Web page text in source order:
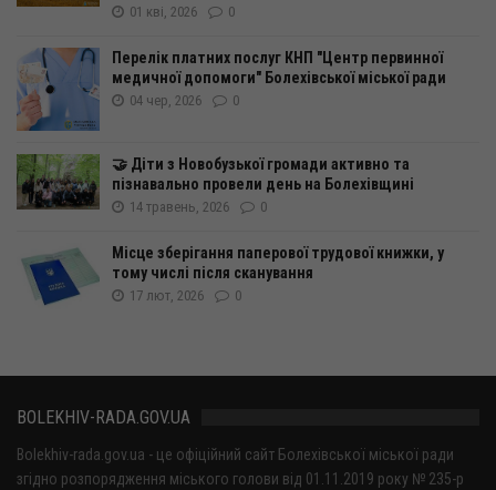
01 кві, 2026 0
Перелік платних послуг КНП "Центр первинної
медичної допомоги" Болехівської міської ради
04 чер, 2026 0
🤝 Діти з Новобузької громади активно та
пізнавально провели день на Болехівщині
14 травень, 2026 0
Місце зберігання паперової трудової книжки, у
тому числі після сканування
17 лют, 2026 0
BOLEKHIV-RADA.GOV.UA
Bolekhiv-rada.gov.ua - це офіційний сайт Болехівської міської ради
згідно розпорядження міського голови від 01.11.2019 року № 235-р